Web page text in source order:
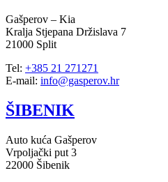
Gašperov – Kia
Kralja Stjepana Držislava 7
21000 Split
Tel: +385 21 271271
E-mail: info@gasperov.hr
ŠIBENIK
Auto kuća Gašperov
Vrpoljački put 3
22000 Šibenik